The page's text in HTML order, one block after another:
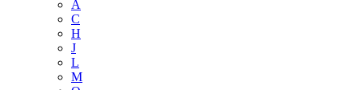
A
C
H
J
L
M